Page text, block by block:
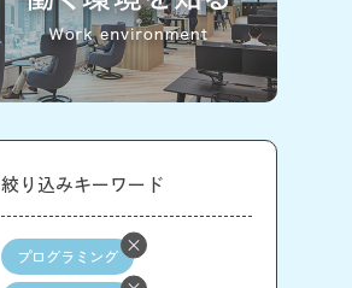
絞り込みキーワード
プログラミング